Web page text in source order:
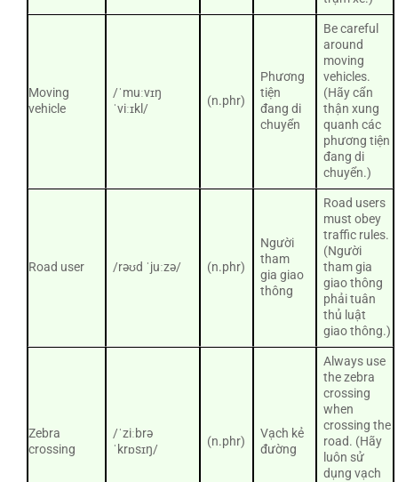
Moving
vehicle
/ˈmuːvɪŋ
ˈviːɪkl/
(n.phr)
Phương
tiện
đang di
chuyển
Be careful
around
moving
vehicles.
(Hãy cẩn
thận xung
quanh các
phương tiện
đang di
chuyển.)
Road user /rəʊd ˈjuːzə/ (n.phr)
Người
tham
gia giao
thông
Road users
must obey
traffic rules.
(Người
tham gia
giao thông
phải tuân
thủ luật
giao thông.)
Zebra
crossing
/ˈziːbrə
ˈkrɒsɪŋ/
(n.phr)
Vạch kẻ
đường
Always use
the zebra
crossing
when
crossing the
road. (Hãy
luôn sử
dụng vạch